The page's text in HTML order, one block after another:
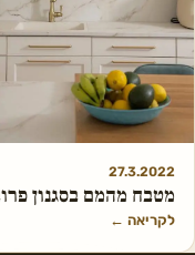
27.3.2022
מטבח מהמם בסגנון
לקריאה ←